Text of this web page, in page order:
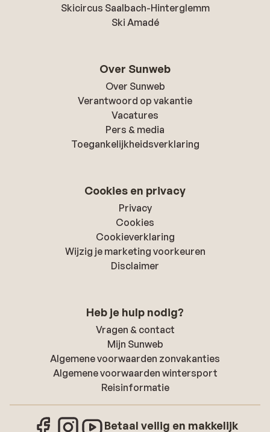
Skicircus Saalbach-Hinterglemm
Ski Amadé
Over Sunweb
Over Sunweb
Verantwoord op vakantie
Vacatures
Pers & media
Toegankelijkheidsverklaring
Cookies en privacy
Privacy
Cookies
Cookieverklaring
Wijzig je marketing voorkeuren
Disclaimer
Heb je hulp nodig?
Vragen & contact
Mijn Sunweb
Algemene voorwaarden zonvakanties
Algemene voorwaarden wintersport
Reisinformatie
Betaal veilig en makkelijk